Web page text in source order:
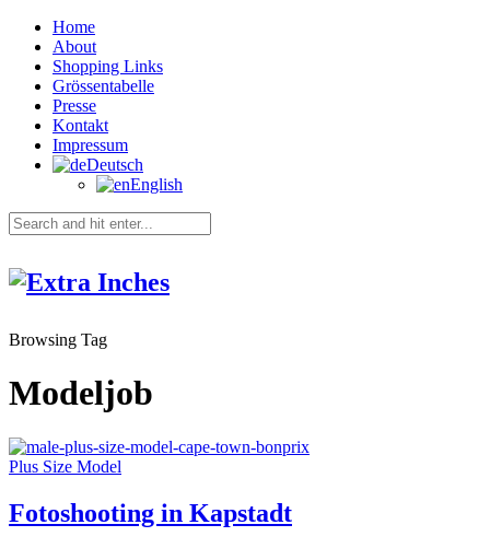
Home
About
Shopping Links
Grössentabelle
Presse
Kontakt
Impressum
Deutsch
English
Browsing Tag
Modeljob
Plus Size Model
Fotoshooting in Kapstadt